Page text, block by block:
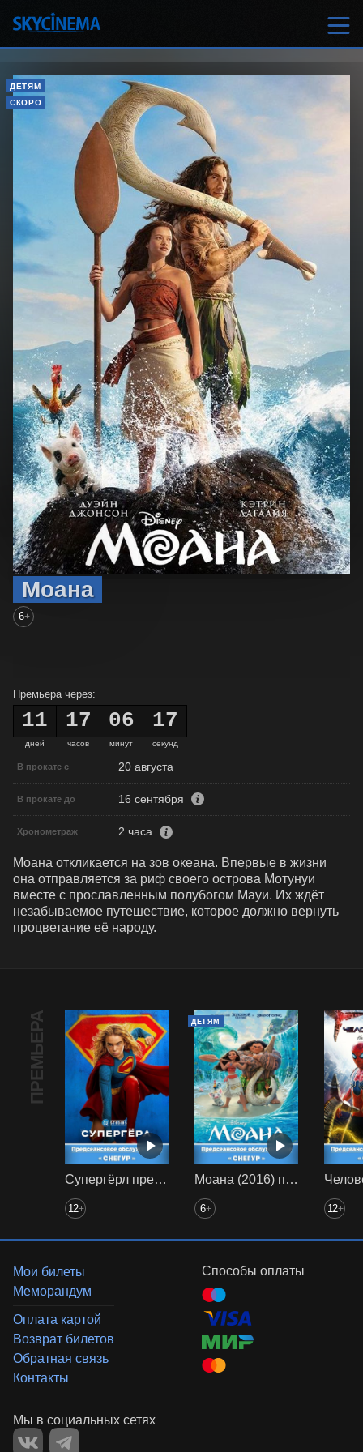
ДЕТЯМ
СКОРО
Моана
6+
Премьера через:
11
дней
17
часов
06
минут
16
секунд
В прокате с 20 августа
В прокате до 16 сентября
Хронометраж 2 часа
Моана откликается на зов океана. Впервые в жизни
она отправляется за риф своего острова Мотунуи
вместе с прославленным полубогом Мауи. Их ждёт
незабываемое путешествие, которое должно вернуть
процветание её народу.
ПРЕМЬЕРА
Супергёрл предс. обсл. Снегур
12+
ДЕТЯМ
Моана (2016) предс. обсл. Снегур
6+ 12+
Мои билеты
Меморандум
Оплата картой
Возврат билетов
Обратная связь
Контакты
Способы оплаты